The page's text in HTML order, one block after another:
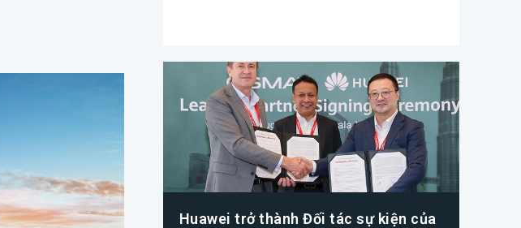
Huawei trở thành Đối tác sự kiện của